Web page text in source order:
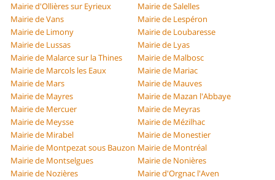
Mairie d'Ollières sur Eyrieux
Mairie de Salelles
Mairie de Vans
Mairie de Lespéron
Mairie de Limony
Mairie de Loubaresse
Mairie de Lussas
Mairie de Lyas
Mairie de Malarce sur la Thines
Mairie de Malbosc
Mairie de Marcols les Eaux
Mairie de Mariac
Mairie de Mars
Mairie de Mauves
Mairie de Mayres
Mairie de Mazan l'Abbaye
Mairie de Mercuer
Mairie de Meyras
Mairie de Meysse
Mairie de Mézilhac
Mairie de Mirabel
Mairie de Monestier
Mairie de Montpezat sous Bauzon Mairie de Montréal
Mairie de Montselgues
Mairie de Nonières
Mairie de Nozières
Mairie d'Orgnac l'Aven